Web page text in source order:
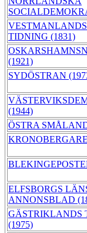
TIDNING (1831)
(1921)
SYDÖSTRAN
(1944)
ÖSTRA
ELFSBORGS
ANNONSBLAD
GÄSTRIKLANDS
(1975)